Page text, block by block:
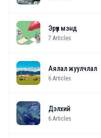
Эрүүл мэнд
7 Articles
Аялал жуулчлал
6 Articles
Дэлхий
6 Articles